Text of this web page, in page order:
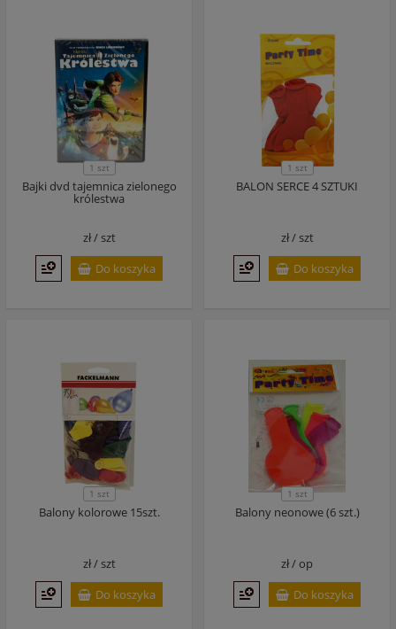
1 szt
Bajki dvd tajemnica zielonego
królestwa
zł /szt
Do koszyka
1 szt
BALON SERCE 4 SZTUKI
zł /szt
Do koszyka
1 szt
Balony kolorowe 15szt.
zł /szt
Do koszyka
1 szt
Balony neonowe (6 szt.)
zł /op
Do koszyka